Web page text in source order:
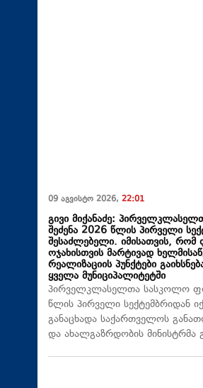
09 აგვისტო 2026, 22:01
გივი მიქანაძე:
შეძენა 2026 წლის პირველი
შესაძლებელი. იმისათვის,
ოჯახისთვის მარტივად
რეალიზაციის პუნქტები
ყველა მუნიციპალიტეტში
პირველკლასელთა სასკოლო
წლის პირველი სექტემბრიდან
განაცხადა საქართველოს
და ახალგაზრდობის მინისტრმა